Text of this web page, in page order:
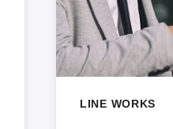
LINE WORKS